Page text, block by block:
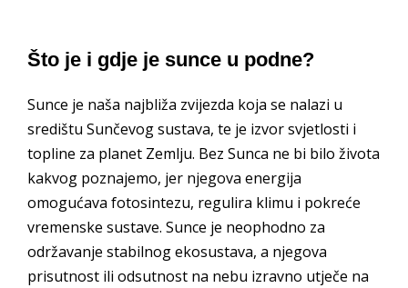
Što je i gdje je sunce u podne?
Sunce je naša najbliža zvijezda koja se nalazi u
središtu Sunčevog sustava, te je izvor svjetlosti i
topline za planet Zemlju. Bez Sunca ne bi bilo života
kakvog poznajemo, jer njegova energija
omogućava fotosintezu, regulira klimu i pokreće
vremenske sustave. Sunce je neophodno za
održavanje stabilnog ekosustava, a njegova
prisutnost ili odsutnost na nebu izravno utječe na